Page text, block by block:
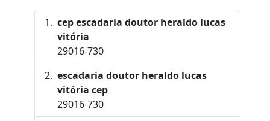
cep escadaria doutor heraldo lucas
vitória
29016-730
escadaria doutor heraldo lucas
vitória cep
29016-730